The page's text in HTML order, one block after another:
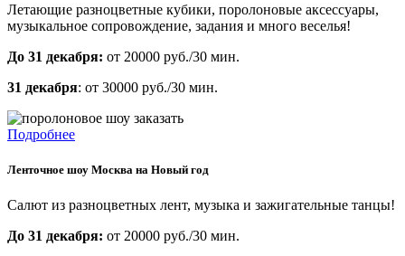
Летающие разноцветные кубики, поролоновые аксессуары,
музыкальное сопровождение, задания и много веселья!
До 31 декабря: от 20000 руб./30 мин.
31 декабря: от 30000 руб./30 мин.
Подробнее
Ленточное шоу Москва на Новый год
Салют из разноцветных лент, музыка и зажигательные танцы!
До 31 декабря: от 20000 руб./30 мин.